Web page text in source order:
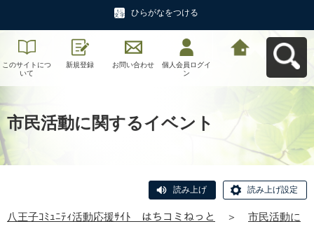
ひらがなをつける
このサイトにつ
いて
新規登録 お問い合わせ
個人会員ログイ
ン
市民活動に関するイベント
読み上げ 読み上げ設定
八王子ｺﾐｭﾆﾃｨ活動応援ｻｲﾄ はちコミねっと ＞
市民活動に